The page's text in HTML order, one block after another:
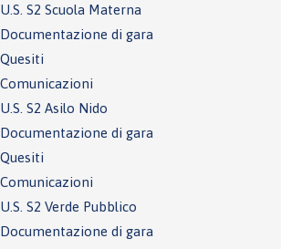
U.S. S2 Scuola Materna
Documentazione di gara
Quesiti
Comunicazioni
U.S. S2 Asilo Nido
Documentazione di gara
Quesiti
Comunicazioni
U.S. S2 Verde Pubblico
Documentazione di gara